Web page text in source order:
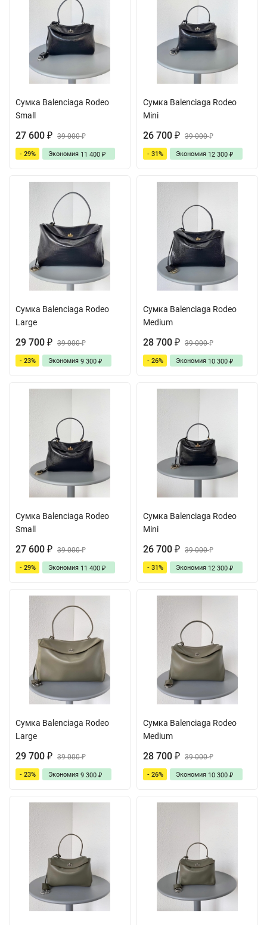
Сумка Balenciaga Rodeo
Small
27 600 ₽ 39 000₽
- 29% Экономия 11 400 ₽
Сумка Balenciaga Rodeo
Mini
26 700 ₽ 39 000₽
- 31% Экономия 12 300 ₽
Сумка Balenciaga Rodeo
Large
29 700 ₽ 39 000₽
- 23% Экономия 9 300 ₽
Сумка Balenciaga Rodeo
Medium
28 700 ₽ 39 000₽
- 26% Экономия 10 300 ₽
Сумка Balenciaga Rodeo
Small
27 600 ₽ 39 000₽
- 29% Экономия 11 400 ₽
Сумка Balenciaga Rodeo
Mini
26 700 ₽ 39 000₽
- 31% Экономия 12 300 ₽
Сумка Balenciaga Rodeo
Large
29 700 ₽ 39 000₽
- 23% Экономия 9 300 ₽
Сумка Balenciaga Rodeo
Medium
28 700 ₽ 39 000₽
- 26% Экономия 10 300 ₽